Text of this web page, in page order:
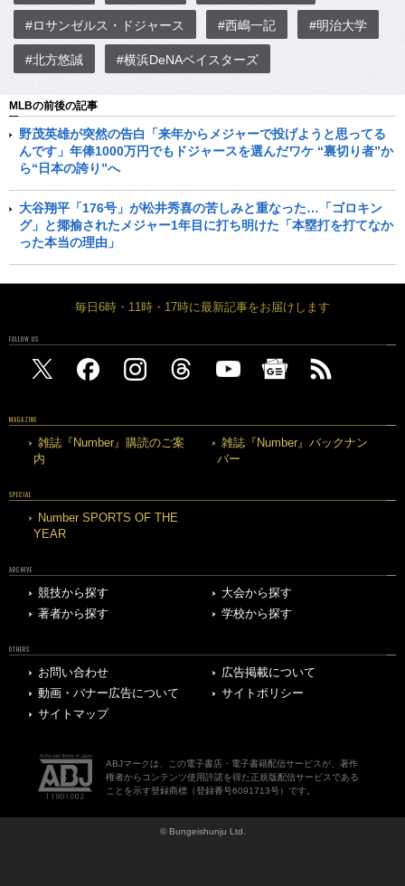
#ロサンゼルス・ドジャース #西嶋一記 #明治大学
#北方悠誠 #横浜DeNAベイスターズ
MLBの前後の記事
野茂英雄が突然の告白「来年からメジャーで投げようと思ってる
んです」年俸1000万円でもドジャースを選んだワケ “裏切り者”か
ら“日本の誇り”へ
大谷翔平「176号」が松井秀喜の苦しみと重なった…「ゴロキン
グ」と揶揄されたメジャー1年目に打ち明けた「本塁打を打てなか
った本当の理由」
毎日6時・11時・17時に最新記事をお届けします
FOLLOW US
MAGAZINE
雑誌『Number』購読のご案
内
雑誌『Number』バックナン
バー
SPECIAL
Number SPORTS OF THE
YEAR
ARCHIVE
競技から探す
大会から探す
著者から探す
学校から探す
OTHERS
お問い合わせ
広告掲載について
動画・バナー広告について
サイトポリシー
サイトマップ
ABJマークは、この電子書店・電子書籍配信サービスが、著作
権者からコンテンツ使用許諾を得た正規版配信サービスである
ことを示す登録商標（登録番号6091713号）です。
© Bungeishunju Ltd.